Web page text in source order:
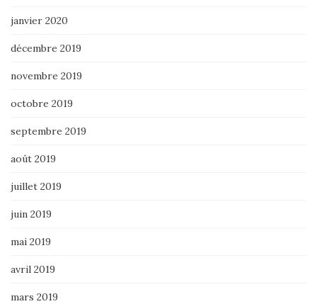
janvier 2020
décembre 2019
novembre 2019
octobre 2019
septembre 2019
août 2019
juillet 2019
juin 2019
mai 2019
avril 2019
mars 2019